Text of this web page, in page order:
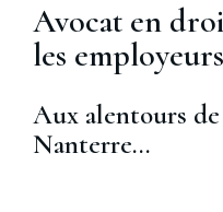
Avocat en
les employeurs
Aux alentours
Nanterre...